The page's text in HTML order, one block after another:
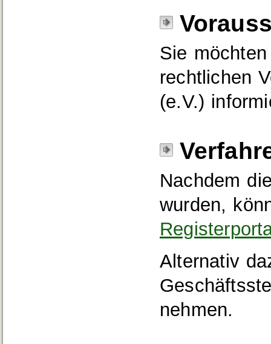
Sie
rechtlichen
(e.V.)
Nachdem
wurden,
Alternativ
nehmen.